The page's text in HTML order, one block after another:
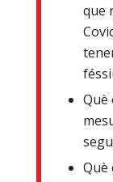
que
Què
Què